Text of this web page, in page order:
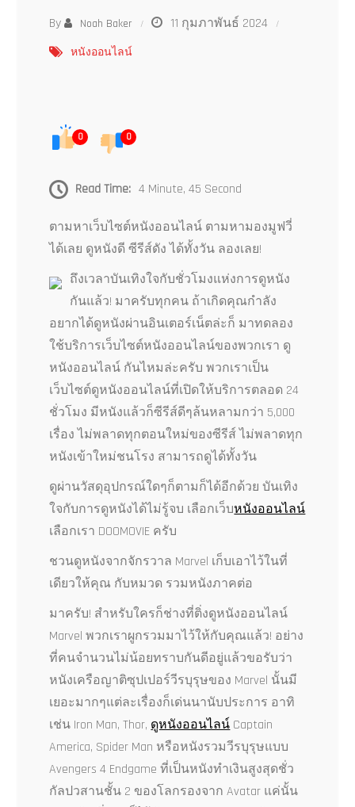
By Noah Baker 11 กุมภาพันธ์ 2024
หนังออนไลน์
0 0
Read Time: 4 Minute, 45 Second
ตามหาเว็บไซต์หนังออนไลน์ ตามหามองมูฟวี่
ได้เลย ดูหนังดี ซีรีส์ดัง ได้ทั้งวัน ลองเลย!
ถึงเวลาบันเทิงใจกับชั่วโมงแห่งการดูหนัง
กันแล้ว! มาครับทุกคน ถ้าเกิดคุณกำลัง
อยากได้ดูหนังผ่านอินเตอร์เน็ตล่ะก็ มาทดลอง
ใช้บริการเว็บไซต์หนังออนไลน์ของพวกเรา ดู
หนังออนไลน์ กันไหมล่ะครับ พวกเราเป็น
เว็บไซต์ดูหนังออนไลน์ที่เปิดให้บริการตลอด 24
ชั่วโมง มีหนังแล้วก็ซีรีส์ดีๆล้นหลามกว่า 5,000
เรื่อง ไม่พลาดทุกตอนใหม่ของซีรีส์ ไม่พลาดทุก
หนังเข้าใหม่ชนโรง สามารถดูได้ทั้งวัน
ดูผ่านวัสดุอุปกรณ์ใดๆก็ตามก็ได้อีกด้วย บันเทิง
ใจกับการดูหนังได้ไม่รู้จบ เลือกเว็บหนังออนไลน์
เลือกเรา DOOMOVIE ครับ
ชวนดูหนังจากจักรวาล Marvel เก็บเอาไว้ในที่
เดียวให้คุณ กับหมวด รวมหนังภาคต่อ
มาครับ! สำหรับใครก็ช่างที่ติ่งดูหนังออนไลน์
Marvel พวกเราผูกรวมมาไว้ให้กับคุณแล้ว! อย่าง
ที่คนจำนวนไม่น้อยทราบกันดีอยู่แล้วขอรับว่า
หนังเครือญาติซุปเปอร์วีรบุรุษของ Marvel นั้นมี
เยอะมากๆแต่ละเรื่องก็เด่นนานับประการ อาทิ
เช่น Iron Man, Thor,ดูหนังออนไลน์Captain
America, Spider Man หรือหนังรวมวีรบุรุษแบบ
Avengers 4 Endgame ที่เป็นหนังทำเงินสูงสุดชั่ว
กัลปวสานชั้น 2 ของโลกรองจาก Avatar แค่นั้น